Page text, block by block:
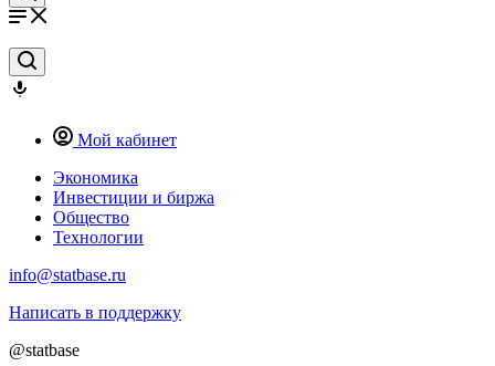
Мой кабинет
Экономика
Инвестиции и биржа
Общество
Технологии
info@statbase.ru
Написать в поддержку
@statbase